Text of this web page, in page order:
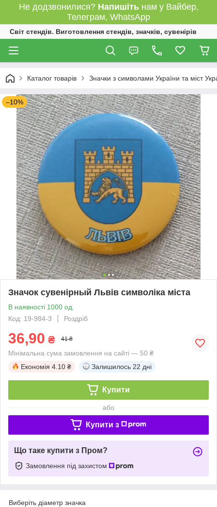
Не додзвонилися? Напишітьнам у Вайбер,
Телеграм, WhatsApp
Світ стендів. Виготовлення стендів, значків, сувенірів
Каталог товарів Значки з символами України та міст
–10%
Значок сувенірный Львів символіка міста
В наявності 1000 од.
Код: 19-984-3
Роздріб
36,90 ₴ 41 ₴
Мінімальна сума замовлення на сайті — 50 ₴
Економія 4.10 ₴ Залишилось 22 дні
Купити
або
Купити з
Що таке купити з Пром?
Замовлення під захистом
Виберіть діаметр значка